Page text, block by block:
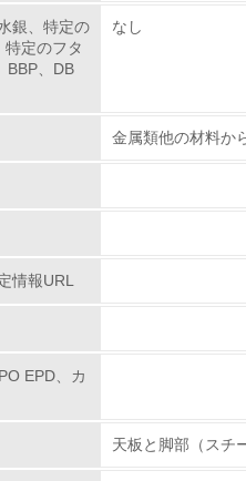
物流を必要とする業務を行ってい
ができるだけ小さい包装・梱包を
ができるだけ小さい物流を行って
の使用量及び外部への排出量を
銀、特定の
特定のフタ
BBP、DB
なし
金属類他の材料か
情報URL
EPD、カ
天板と脚部（スチ